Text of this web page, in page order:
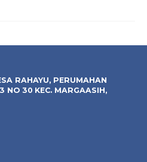
RAHAYU, PERUMAHAN
NO 30 KEC. MARGAASIH,